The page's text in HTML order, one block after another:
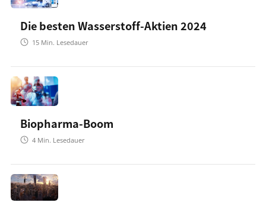
Die besten Wasserstoff-Aktien 2024
15 Min. Lesedauer
Biopharma-Boom
4 Min. Lesedauer